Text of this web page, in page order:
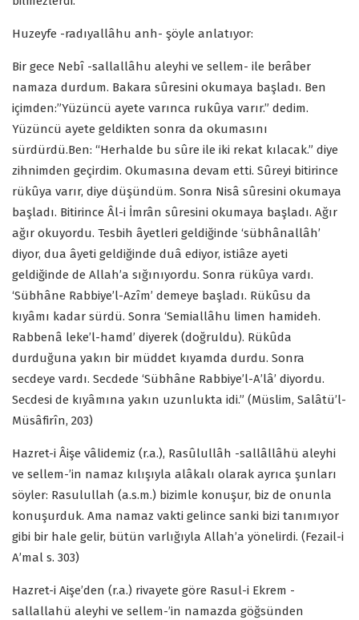
Huzeyfe -radıyallâhu anh- şöyle anlatıyor:
Bir gece Nebî -sallallâhu aleyhi ve sellem- ile berâber
namaza durdum. Bakara sûresini okumaya başladı. Ben
içimden:”Yüzüncü ayete varınca rukûya varır.” dedim.
Yüzüncü ayete geldikten sonra da okumasını
sürdürdü.Ben: “Herhalde bu sûre ile iki rekat kılacak.” diye
zihnimden geçirdim. Okumasına devam etti. Sûreyi bitirince
rükûya varır, diye düşündüm. Sonra Nisâ sûresini okumaya
başladı. Bitirince Âl-i İmrân sûresini okumaya başladı. Ağır
ağır okuyordu. Tesbih âyetleri geldiğinde ‘sübhânallâh’
diyor, dua âyeti geldiğinde duâ ediyor, istiâze ayeti
geldiğinde de Allah’a sığınıyordu. Sonra rükûya vardı.
‘Sübhâne Rabbiye’l-Azîm’ demeye başladı. Rükûsu da
kıyâmı kadar sürdü. Sonra ‘Semiallâhu limen hamideh.
Rabbenâ leke’l-hamd’ diyerek (doğruldu). Rükûda
durduğuna yakın bir müddet kıyamda durdu. Sonra
secdeye vardı. Secdede ‘Sübhâne Rabbiye’l-A’lâ’ diyordu.
Secdesi de kıyâmına yakın uzunlukta idi.” (Müslim, Salâtü’l-
Müsâfirîn, 203)
Hazret-i Âişe vâlidemiz (r.a.), Rasûlullâh -sallâllâhü aleyhi
ve sellem-’in namaz kılışıyla alâkalı olarak ayrıca şunları
söyler: Rasulullah (a.s.m.) bizimle konuşur, biz de onunla
konuşurduk. Ama namaz vakti gelince sanki bizi tanımıyor
gibi bir hale gelir, bütün varlığıyla Allah’a yönelirdi. (Fezail-i
A’mal s. 303)
Hazret-i Aişe’den (r.a.) rivayete göre Rasul-i Ekrem -
sallallahü aleyhi ve sellem-’in namazda göğsünden